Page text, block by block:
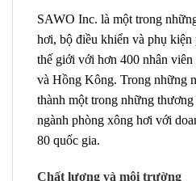
SAWO Inc. là một trong
hơi, bộ điều khiển và phụ
thế giới với hơn 400 nhân
và Hồng Kông. Trong những
thành một trong những
ngành phòng xông hơi với
80 quốc gia.
Chất lượng và môi trường